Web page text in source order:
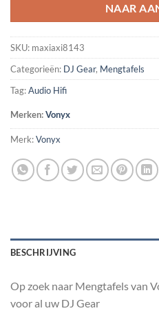
NAAR
SKU: maxiaxi8143
Categorieën: DJ Gear, Mengtafels
Tag:Audio Hifi
Merken:Vonyx
Merk:Vonyx
BESCHRIJVING
Op zoek naar Mengtafels van
voor al uw DJ Gear